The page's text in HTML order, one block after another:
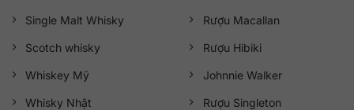
Single Malt Whisky
Scotch whisky
Whiskey Mỹ
Whisky Nhật
Rượu Macallan
Rượu Hibiki
Johnnie Walker
Rượu Singleton